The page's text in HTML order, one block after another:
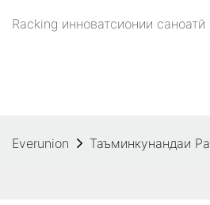
Racking инноватсионии
Everunion Таъминкунандаи